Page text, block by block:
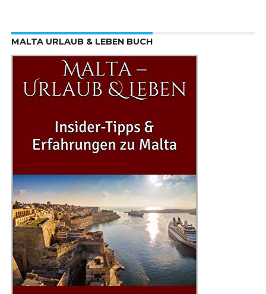
MALTA URLAUB & LEBEN BUCH